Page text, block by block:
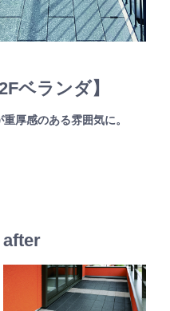
ベランダ】
厚感のある雰囲気に。
after